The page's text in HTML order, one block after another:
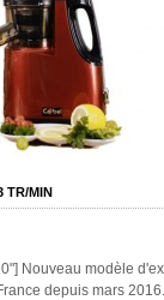
TR/MIN
Nouveau modèle
depuis mars